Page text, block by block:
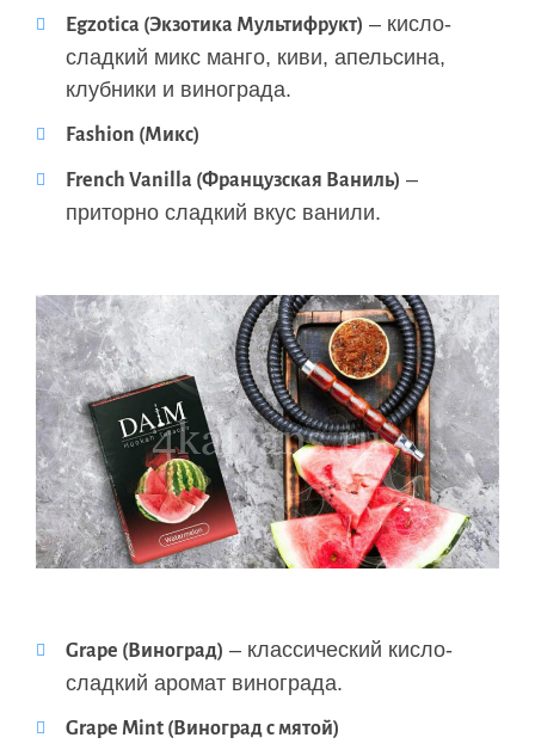
Egzotica (Экзотика Мультифрукт) – кисло-
сладкий микс манго, киви, апельсина,
клубники и винограда.
Fashion (Микс)
French Vanilla (Французская Ваниль) –
приторно сладкий вкус ванили.
Grape (Виноград) – классический кисло-
сладкий аромат винограда.
Grape Mint (Виноград с мятой)